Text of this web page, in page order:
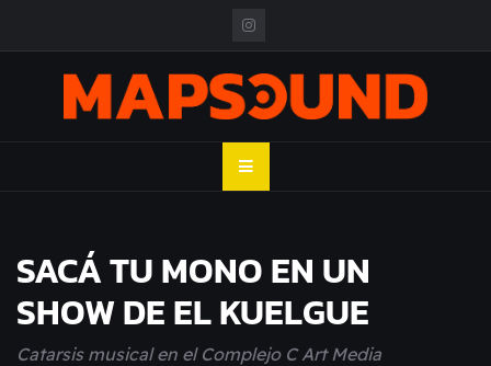
MAPSOUND
SACÁ TU MONO EN UN
SHOW DE EL KUELGUE
Catarsis musical en el Complejo C Art Media